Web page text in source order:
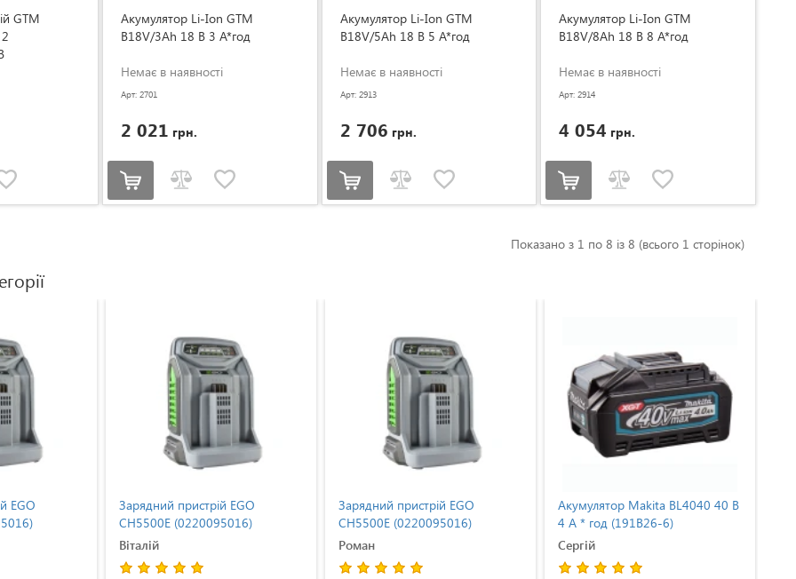
GTM
Акумулятор Li-Ion GTM
B18V/3Аh 18 В 3 А*год
Немає в наявності
Арт: 2701
2 021 грн.
Акумулятор Li-Ion GTM
B18V/5Аh 18 В 5 А*год
Немає в наявності
Арт: 2913
2 706 грн.
Акумулятор Li-Ion GTM
B18V/8Аh 18 В 8 А*год
Немає в наявності
Арт: 2914
4 054 грн.
Показано з 1 по 8 із 8 (всього 1 сторінок)
EGO
Зарядний пристрій EGO
CH5500E (0220095016)
Віталій
Зарядний пристрій EGO
CH5500E (0220095016)
Роман
Акумулятор Makita BL4040 40 В
4 А * год (191B26-6)
Сергій